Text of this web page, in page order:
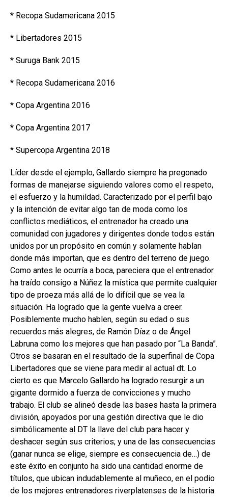
* Recopa Sudamericana 2015
* Libertadores 2015
* Suruga Bank 2015
* Recopa Sudamericana 2016
* Copa Argentina 2016
* Copa Argentina 2017
* Supercopa Argentina 2018
Líder desde el ejemplo, Gallardo siempre ha pregonado
formas de manejarse siguiendo valores como el respeto,
el esfuerzo y la humildad. Caracterizado por el perfil bajo
y la intención de evitar algo tan de moda como los
conflictos mediáticos, el entrenador ha creado una
comunidad con jugadores y dirigentes donde todos están
unidos por un propósito en común y solamente hablan
donde más importan, que es dentro del terreno de juego.
Como antes le ocurría a boca, pareciera que el entrenador
ha traído consigo a Núñez la mística que permite cualquier
tipo de proeza más allá de lo difícil que se vea la
situación. Ha logrado que la gente vuelva a creer.
Posiblemente mucho hablen, según su edad o sus
recuerdos más alegres, de Ramón Díaz o de Ángel
Labruna como los mejores que han pasado por “La Banda”.
Otros se basaran en el resultado de la superfinal de Copa
Libertadores que se viene para medir al actual dt. Lo
cierto es que Marcelo Gallardo ha logrado resurgir a un
gigante dormido a fuerza de convicciones y mucho
trabajo. El club se alineó desde las bases hasta la primera
división, apoyados por una gestión directiva que le dio
simbólicamente al DT la llave del club para hacer y
deshacer según sus criterios; y una de las consecuencias
(ganar nunca se elige, siempre es consecuencia de…) de
este éxito en conjunto ha sido una cantidad enorme de
títulos, que ubican indudablemente al muñeco, en el podio
de los mejores entrenadores riverplatenses de la historia.